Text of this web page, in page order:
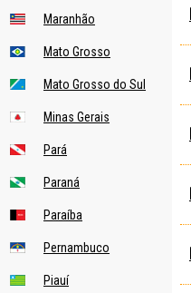
Maranhão
Mato Grosso
Mato Grosso do Sul
Minas Gerais
Pará
Paraná
Paraíba
Pernambuco
Piauí